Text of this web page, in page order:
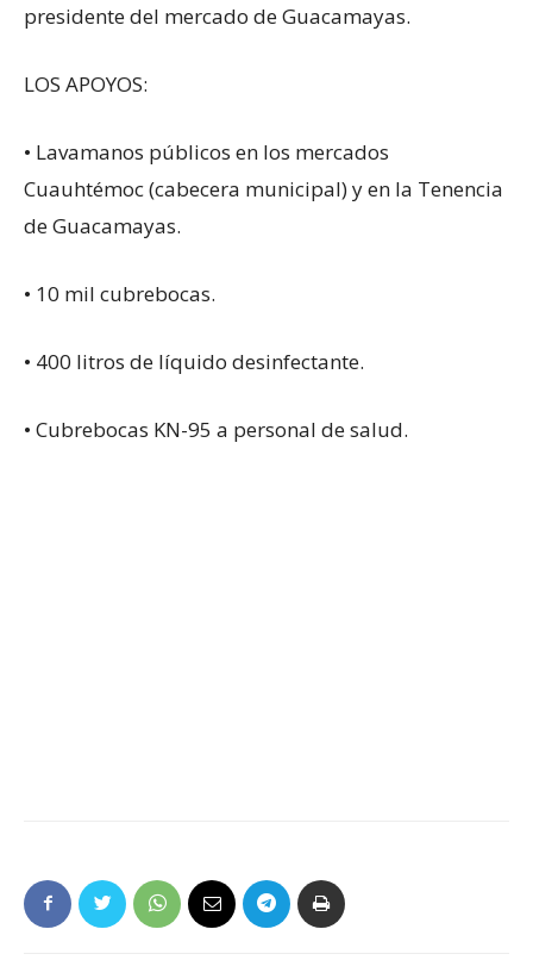
presidente del mercado de Guacamayas.
LOS APOYOS:
• Lavamanos públicos en los mercados
Cuauhtémoc (cabecera municipal) y en la Tenencia
de Guacamayas.
• 10 mil cubrebocas.
• 400 litros de líquido desinfectante.
• Cubrebocas KN-95 a personal de salud.